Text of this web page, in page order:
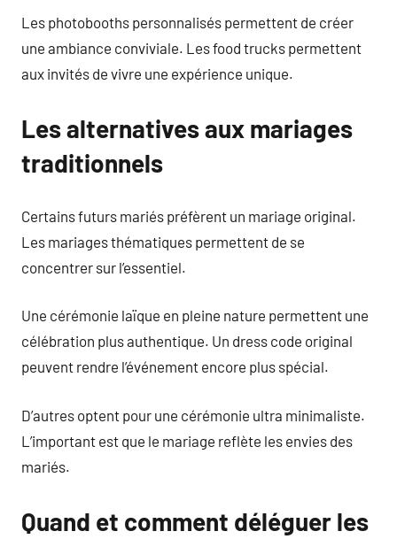
Les photobooths personnalisés permettent de créer
une ambiance conviviale. Les food trucks permettent
aux invités de vivre une expérience unique.
Les alternatives aux mariages
traditionnels
Certains futurs mariés préfèrent un mariage original.
Les mariages thématiques permettent de se
concentrer sur l’essentiel.
Une cérémonie laïque en pleine nature permettent une
célébration plus authentique. Un dress code original
peuvent rendre l’événement encore plus spécial.
D’autres optent pour une cérémonie ultra minimaliste.
L’important est que le mariage reflète les envies des
mariés.
Quand et comment déléguer les